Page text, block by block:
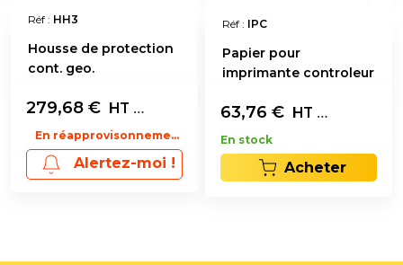
Réf : HH3
Housse de protection
cont. geo.
279,68 € HT L'unité
En réapprovisonnement
Alertez-moi !
Réf : IPC
Papier pour
imprimante controleur
63,76 € HT Bloc 500
En stock
Acheter